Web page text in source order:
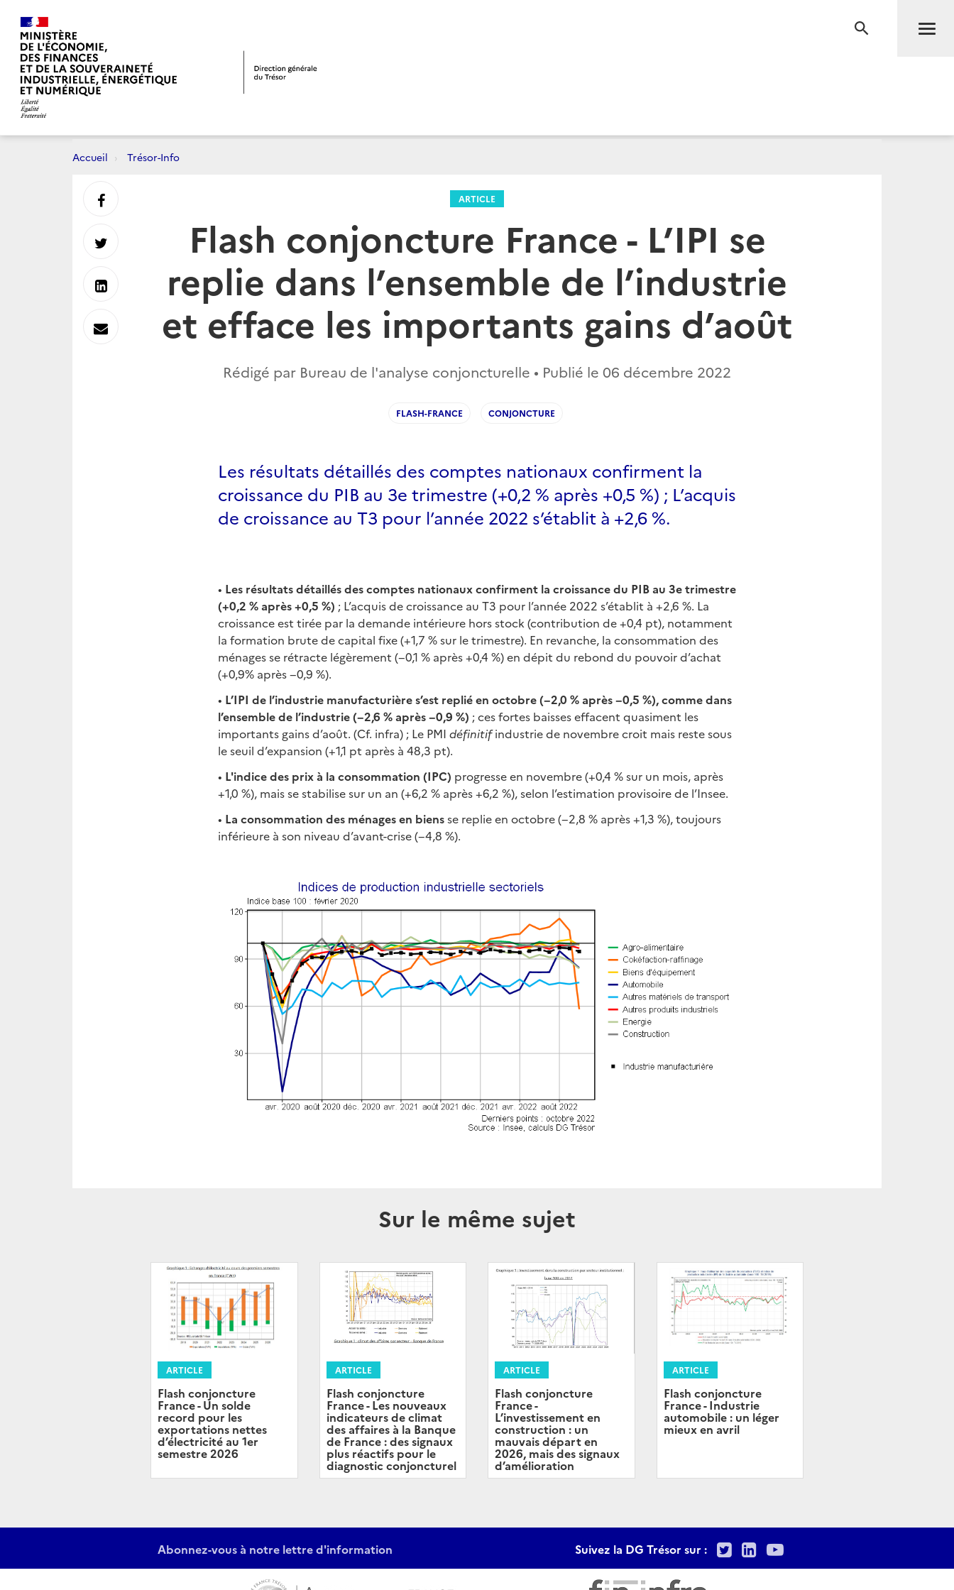
RECHERCHE
Accueil Trésor-Info
ARTICLE
Flash conjoncture France - L’IPI se
replie dans l’ensemble de l’industrie
et efface les importants gains d’août
Rédigé par Bureau de l'analyse conjoncturelle • Publié le 06 décembre 2022
FLASH-FRANCE CONJONCTURE
Les résultats détaillés des comptes nationaux confirment la
croissance du PIB au 3e trimestre (+0,2 % après +0,5 %) ; L’acquis
de croissance au T3 pour l’année 2022 s’établit à +2,6 %.
• Les résultats détaillés des comptes nationaux confirment la croissance du PIB au 3e trimestre
(+0,2 % après +0,5 %) ; L’acquis de croissance au T3 pour l’année 2022 s’établit à +2,6 %. La
croissance est tirée par la demande intérieure hors stock (contribution de +0,4 pt), notamment
la formation brute de capital fixe (+1,7 % sur le trimestre). En revanche, la consommation des
ménages se rétracte légèrement (−0,1 % après +0,4 %) en dépit du rebond du pouvoir d’achat
(+0,9% après −0,9 %).
• L’IPI de l’industrie manufacturière s’est replié en octobre (−2,0 % après −0,5 %),comme dans
l’ensemble de l’industrie (−2,6 % après −0,9 %) ; ces fortes baisses effacent quasiment les
importants gains d’août. (Cf. infra) ; Le PMI définitifindustrie de novembre croit mais reste sous
le seuil d’expansion (+1,1 pt après à 48,3 pt).
• L'indice des prix à la consommation (IPC) progresse en novembre (+0,4 % sur un mois, après
+1,0 %), mais se stabilise sur un an (+6,2 % après +6,2 %), selon l’estimation provisoire de l’Insee.
• La consommation des ménages en biensse replie en octobre (−2,8 % après +1,3 %), toujours
inférieure à son niveau d’avant-crise (−4,8 %).
Sur le même sujet
ARTICLE
Flash conjoncture
France - Un solde
record pour les
exportations nettes
d’électricité au 1er
semestre 2026
ARTICLE
Flash conjoncture
France - Les nouveaux
indicateurs de climat
des affaires à la Banque
de France : des signaux
plus réactifs pour le
diagnostic conjoncturel
ARTICLE
Flash conjoncture
France -
L’investissement en
construction : un
mauvais départ en
2026, mais des signaux
d’amélioration
ARTICLE
Flash conjoncture
France - Industrie
automobile : un léger
mieux en avril
Partager
sur
Partager
sur
Partager
sur
Envoyer
Abonnez-vous à notre lettre d'information Suivez la DG Trésor sur : TwitterLinkedIn
Youtube